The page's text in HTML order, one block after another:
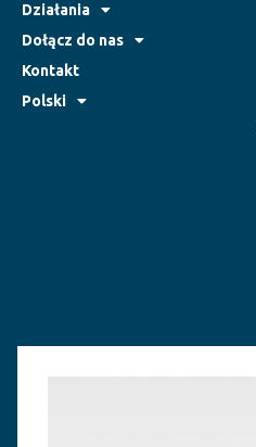
Działania
Dołącz do nas
Kontakt
Polski